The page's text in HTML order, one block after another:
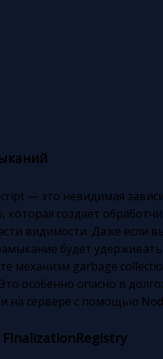
— это невидимая
создаёт
видимости. Даже если
будет
механизм garbage
особенно опасно в
на сервере с помощью